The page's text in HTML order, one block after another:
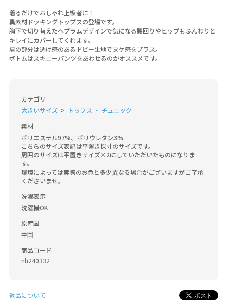
着るだけでおしゃれ上級者に！
異素材ドッキングトップスの登場です。
胸下で切り替えたヘプラムデザインで気になる腰回りやヒップもふんわりと
キレイにカバーしてくれます。
肩の部分は透け感のあるドビー生地でヌケ感をプラス。
ボトムはスキニーパンツをあわせるのがオススメです。
カテゴリ
大きいサイズ
トップス ・ チュニック
素材
ポリエステル97%、ポリウレタン3%
こちらのサイズ表記は平置き採寸のサイズです。
周囲のサイズは平置きサイズ×2にしていただいたものになりま
す。
環境によっては実際のお色と多少異なる場合がございますがご了承
くださいませ。
洗濯表示
洗濯機OK
原産国
中国
商品コード
nh240332
返品について